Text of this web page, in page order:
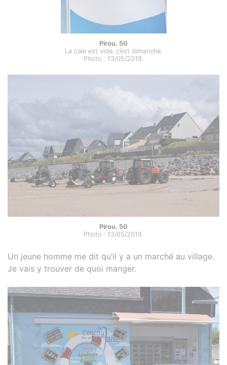
Pirou. 50
La cale est vide, c’est dimanche.
Photo : 13/05/2018.
Pirou. 50
Photo : 13/05/2018.
Un jeune homme me dit qu’il y a un marché au village.
Je vais y trouver de quoi manger.